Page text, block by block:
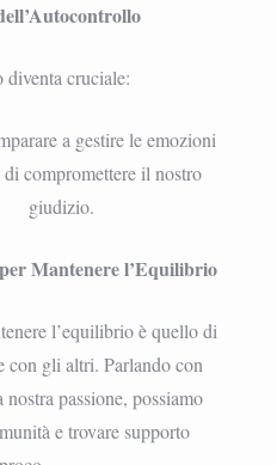
diventa cruciale:
a gestire le emozioni
di compromettere il nostro
giudizio.
Mantenere l’Equilibrio
l’equilibrio è quello di
con gli altri. Parlando con
passione, possiamo
e trovare supporto